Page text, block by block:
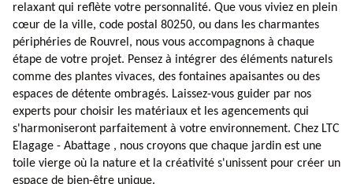
relaxant qui reflète votre personnalité. Que vous viviez en plein
cœur de la ville, code postal 80250, ou dans les charmantes
périphéries de Rouvrel, nous vous accompagnons à chaque
étape de votre projet. Pensez à intégrer des éléments naturels
comme des plantes vivaces, des fontaines apaisantes ou des
espaces de détente ombragés. Laissez-vous guider par nos
experts pour choisir les matériaux et les agencements qui
s'harmoniseront parfaitement à votre environnement. Chez LTC
Elagage - Abattage , nous croyons que chaque jardin est une
toile vierge où la nature et la créativité s'unissent pour créer un
espace de bien-être unique.